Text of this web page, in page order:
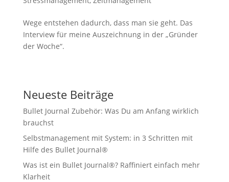
Wege entstehen dadurch, dass man sie geht. Das
Interview für meine Auszeichnung in der „Gründer
der Woche“.
Neueste Beiträge
Bullet Journal Zubehör: Was Du am Anfang wirklich
brauchst
Selbstmanagement mit System: in 3 Schritten mit
Hilfe des Bullet Journal®
Was ist ein Bullet Journal®? Raffiniert einfach mehr
Klarheit